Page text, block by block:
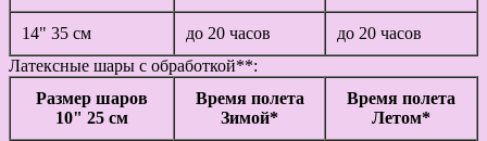
14" 35 см до 20 часов
до 20 часов
Латексные шары с обработкой**:
Размер шаров
10" 25 см
Время полета
Зимой*
Время полета
Летом*